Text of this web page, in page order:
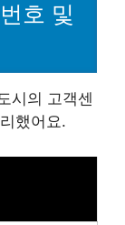
호 및
시의 고객센
했어요.